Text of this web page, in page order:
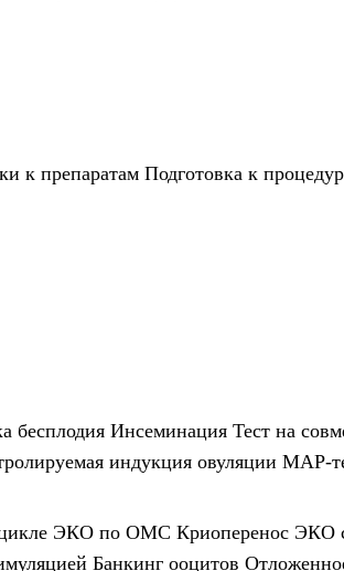
к препаратам Подготовка к
бесплодия Инсеминация Тест на
индукция овуляции МАР-
ЭКО по ОМС Криоперенос ЭКО
Банкинг ооцитов